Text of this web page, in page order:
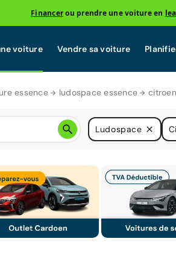
Financerou prendre une voiture en
voiture Vendre sa voiture
essence ludospace essence
Ludospace